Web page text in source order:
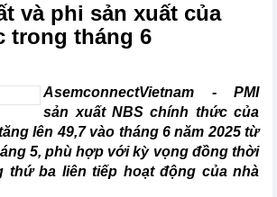
và phi sản xuất của
trong tháng 6
AsemconnectVietnam - PMI
sản xuất NBS chính thức của
lên 49,7 vào tháng 6 năm 2025 từ
5, phù hợp với kỳ vọng đồng thời
thứ ba liên tiếp hoạt động của nhà